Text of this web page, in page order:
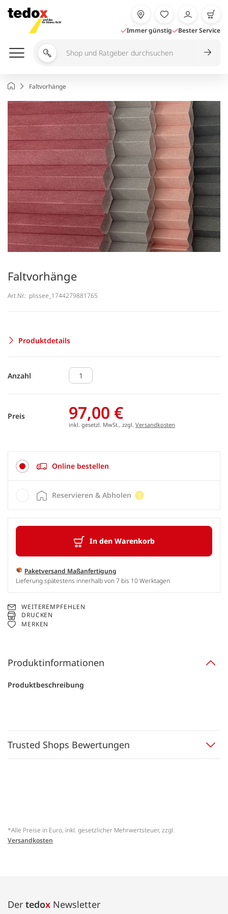
Inhalt
springen
Immer günstig Bester Service
Shop
durchsuchen
StartseiteFaltvorhänge
Faltvorhänge
Art.Nr.: plissee_1744279881765
Produktdetails
Anzahl
Preis 97,00 €
inkl. gesetzl. MwSt., zzgl. Versandkosten
Online bestellen
In den Warenkorb
Paketversand Maßanfertigung
Lieferung spätestens innerhalb von 7 bis 10 Werktagen
Reservieren & Abholen
WEITEREMPFEHLEN
DRUCKEN
MERKEN
Produktinformationen
Produktbeschreibung
Trusted Shops Bewertungen
*Alle Preise in Euro, inkl. gesetzlicher Mehrwertsteuer, zzgl.
Versandkosten
Der tedox Newsletter